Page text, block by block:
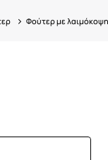
Φούτερ με λαιμόκοψη